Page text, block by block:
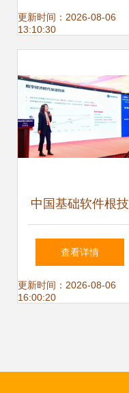
案例发布会 北京软
果的集中展示
更新时间：2026-08-06
13:10:30
中国基础软件根技
术发展白皮书发
布，北京软件技术
查看详情
更新时间：2026-08-06
16:00:20